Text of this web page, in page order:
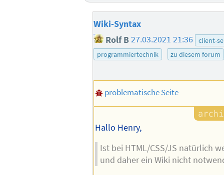
Wiki-Syntax
Rolf B 27.03.2021 21:36
client-
programmiertechnik
zu diesem forum
problematische Seite
Hallo Henry,
Ist bei HTML/CSS/JS natürlich
und daher ein Wiki nicht